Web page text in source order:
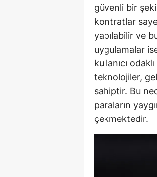
güvenli bir
kontratlar
yapılabilir ve
uygulamalar
kullanıcı
teknolojiler,
sahiptir. Bu
paraların
çekmektedir.